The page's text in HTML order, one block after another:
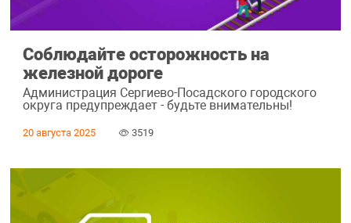
Соблюдайте осторожность на
железной дороге
Администрация Сергиево-Посадского городского
округа предупреждает - будьте внимательны!
20 августа 2025 3519